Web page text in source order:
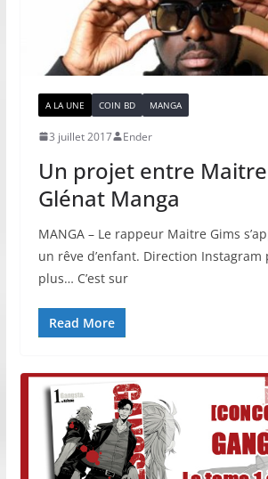
A LA UNE COIN BD MANGA
3 juillet 2017 Ender
Un projet entre
Glénat Manga
MANGA – Le rappeur Maitre Gims
un rêve d’enfant. Direction Instagram
plus… C’est sur
Read More